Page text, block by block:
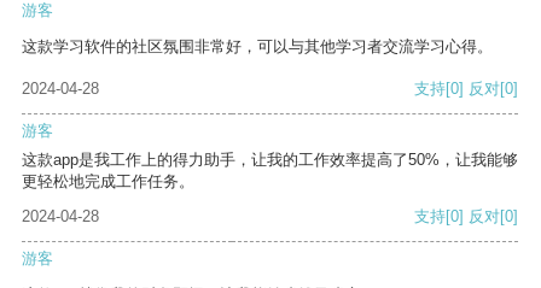
游客
这款学习软件的社区氛围非常好，可以与其他学习者交流学习心得。
2024-04-28 支持[0] 反对[0]
游客
这款app是我工作上的得力助手，让我的工作效率提高了50%，让我能够
更轻松地完成工作任务。
2024-04-28
支持[0] 反对[0]
游客